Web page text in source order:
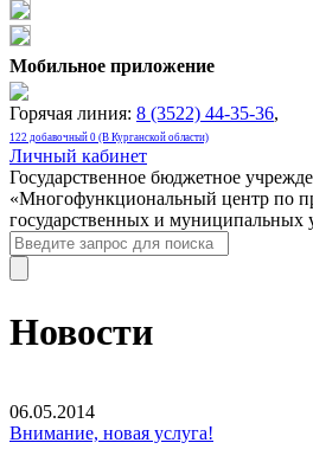
Мобильное приложение
Горячая линия: 8 (3522) 44-35-36,
122 добавочный 0 (В Курганской области)
Личный кабинет
Государственное бюджетное
«Многофункциональный центр по
государственных и муниципальных
Новости
06.05.2014
Внимание, новая услуга!